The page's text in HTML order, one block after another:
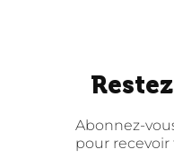
Abonnez-
pour